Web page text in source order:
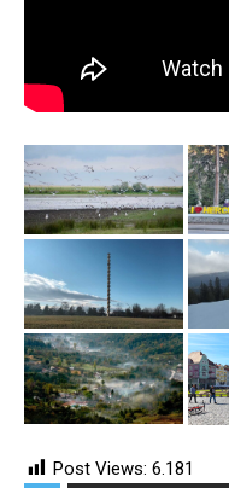
Post Views: 6.181